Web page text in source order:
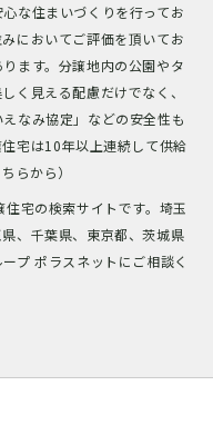
な住まいづくりを行ってお
においてご評価を頂いてお
ます。分譲地内の公園やタ
く見える配慮だけでなく、
なみ協定」などの安全性も
宅は10年以上連続して供給
らから）
宅の検索サイトです。埼玉
、千葉県、東京都、茨城県
プ ポラスネットにご相談く